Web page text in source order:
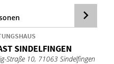
SIN­DEL­FIN­GEN
Straße 10, 71063 Sindelfingen